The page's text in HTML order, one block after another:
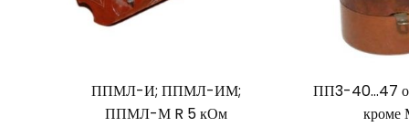
ППМЛ-И; ППМЛ-ИМ;
ППМЛ-М R 5 кОм
ПП3-40…47
кроме